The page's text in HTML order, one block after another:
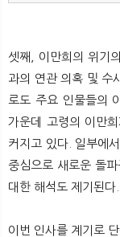
셋째, 이만희의 위기
과의 연관 의혹 및 수
로도 주요 인물들의
가운데 고령의 이만
커지고 있다. 일부에
중심으로 새로운 돌
대한 해석도 제기된다.
이번 인사를 계기로